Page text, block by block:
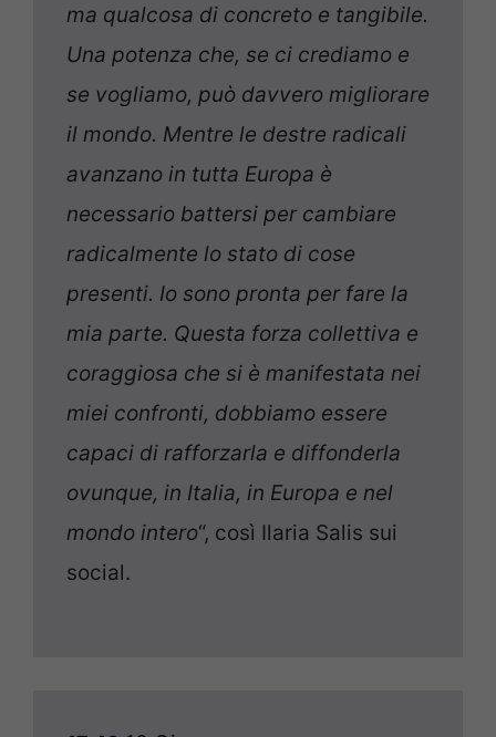
ma qualcosa di concreto e tangibile.
Una potenza che, se ci crediamo e
se vogliamo, può davvero migliorare
il mondo. Mentre le destre radicali
avanzano in tutta Europa è
necessario battersi per cambiare
radicalmente lo stato di cose
presenti. Io sono pronta per fare la
mia parte. Questa forza collettiva e
coraggiosa che si è manifestata nei
miei confronti, dobbiamo essere
capaci di rafforzarla e diffonderla
ovunque, in Italia, in Europa e nel
mondo intero“, così Ilaria Salis sui
social.